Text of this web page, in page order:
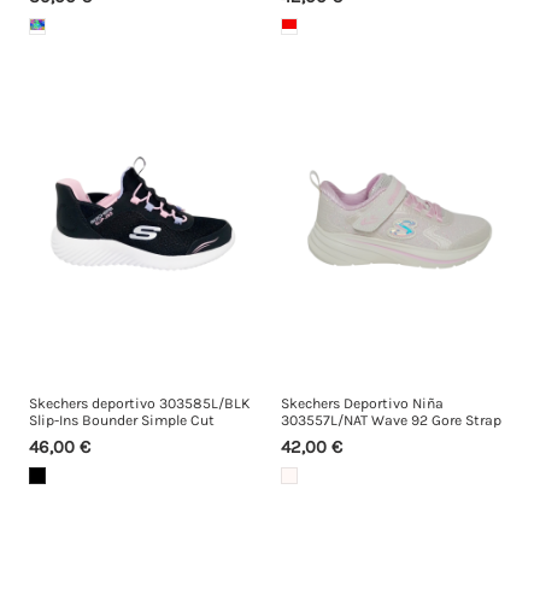
Skechers deportivo 303585L/BLK
Slip-Ins Bounder Simple Cut
46,00 €
Skechers Deportivo Niña
303557L/NAT Wave 92 Gore Strap
Sparkle
42,00 €